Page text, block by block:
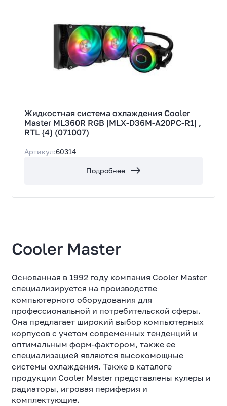
Жидкостная система охлаждения Cooler
Master ML360R RGB |MLX-D36M-A20PC-R1| ,
RTL {4} (071007)
Артикул:60314
Подробнее
Cooler Master
Основанная в 1992 году компания Cooler Master
специализируется на производстве
компьютерного оборудования для
профессиональной и потребительской сферы.
Она предлагает широкий выбор компьютерных
корпусов с учетом современных тенденций и
оптимальным форм-фактором, также ее
специализацией являются высокомощные
системы охлаждения. Также в каталоге
продукции Cooler Master представлены кулеры и
радиаторы, игровая периферия и
комплектующие.